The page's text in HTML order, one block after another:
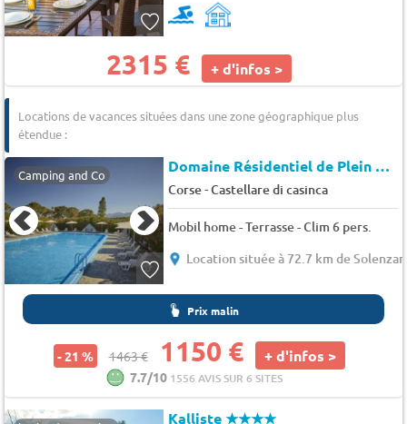
2315 € + d'infos >
Locations de vacances situées dans une zone géographique plus
étendue :
Camping and Co Domaine Résidentiel de Plein Air Domaine D Anghione
Corse-Castellare di casinca
Mobil home - Terrasse - Clim 6 pers.
Location située à 72.7 km de
Prix malin
- 21 % 1463 € 1150 € + d'infos >
7.7/10 1556 AVIS SUR 6 SITES
Kalliste★★★★